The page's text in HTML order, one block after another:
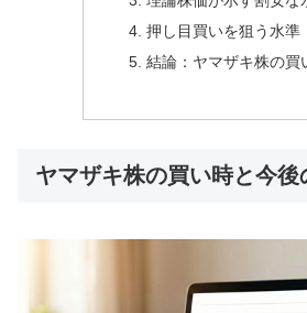
押し目買いを狙う水準
結論：ヤマザキ株の買
ヤマザキ株の買い時と今後